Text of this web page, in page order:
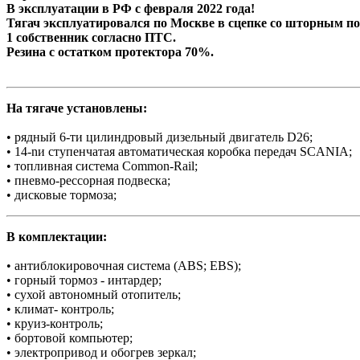
В эксплуатации в РФ с февраля 2022 года!
Тягач эксплуатировался по Москве в сцепке со шторным
1 собственник согласно ПТС.
Резина с остатком протектора 70%.
На тягаче установлены:
• рядный 6-ти цилиндровый дизельный двигатель D26;
• 14-nи ступенчатая автоматическая коробка передач SCANIA;
• топливная система Common-Rail;
• пневмо-рессорная подвеска;
• дисковые тормоза;
В комплектации:
• антиблокировочная система (ABS; EBS);
• горный тормоз - интардер;
• сухой автономный отопитель;
• климат- контроль;
• круиз-контроль;
• бортовой компьютер;
• электропривод и обогрев зеркал;